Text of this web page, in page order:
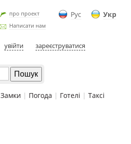
Рус Укр
про проект
Написати нам
увійти зареєструватися
Замки | Погода | Готелі | Таксі